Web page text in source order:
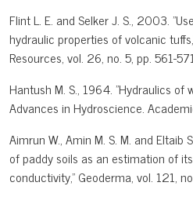
Flint L. E. and Selker J. S., 2003.
hydraulic properties of volcanic
Resources, vol. 26, no. 5, pp. 561-
Hantush M. S., 1964. "Hydraulics of
Advances in Hydroscience.
Aimrun W., Amin M. S. M. and
of paddy soils as an estimation of
conductivity," Geoderma, vol. 121,